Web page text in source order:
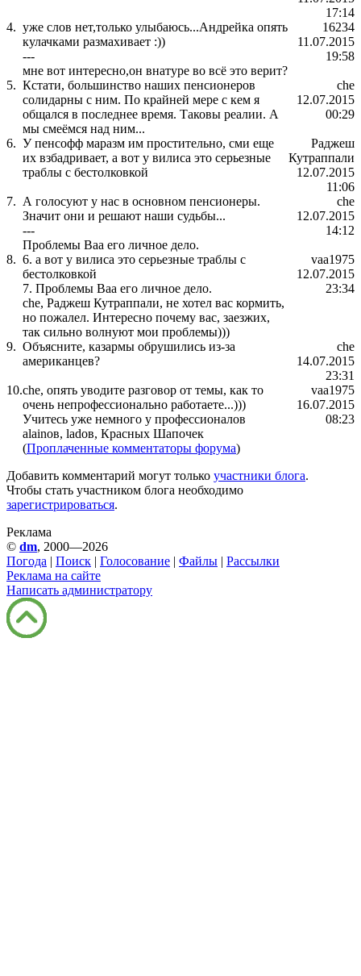
17:14
4. уже слов нет,только улыбаюсь...Андрейка опять
кулачками размахивает :))
---
мне вот интересно,он внатуре во всё это верит?
16234
11.07.2015
19:58
5. Кстати, большинство наших пенсионеров
солидарны с ним. По крайней мере с кем я
общался в последнее время. Таковы реалии. А
мы смеёмся над ним...
che
12.07.2015
00:29
6. У пенсофф маразм им простительно, сми еще
их взбадривает, а вот у вилиса это серьезные
траблы с бестолковкой
Раджеш
Кутраппали
12.07.2015
11:06
7. А голосуют у нас в основном пенсионеры.
Значит они и решают наши судьбы...
---
Проблемы Ваа его личное дело.
che
12.07.2015
14:12
8. 6. а вот у вилиса это серьезные траблы с
бестолковкой
7. Проблемы Ваа его личное дело.
che, Раджеш Кутраппали, не хотел вас кормить,
но пожалел. Интересно почему вас, заезжих,
так сильно волнуют мои проблемы)))
vaa1975
12.07.2015
23:34
9. Объясните, казармы обрушились из-за
американцев?
che
14.07.2015
23:31
10.che, опять уводите разговор от темы, как то
очень непрофессионально работаете...)))
Учитесь уже немного у профессионалов
alainов, ladов, Красных Шапочек
(Проплаченные комментаторы форума)
vaa1975
16.07.2015
08:23
Добавить комментарий могут только участники блога.
Чтобы стать участником блога необходимо
зарегистрироваться.
Реклама
© dm, 2000—2026
Погода | Поиск | Голосование | Файлы | Рассылки
Реклама на сайте
Написать администратору